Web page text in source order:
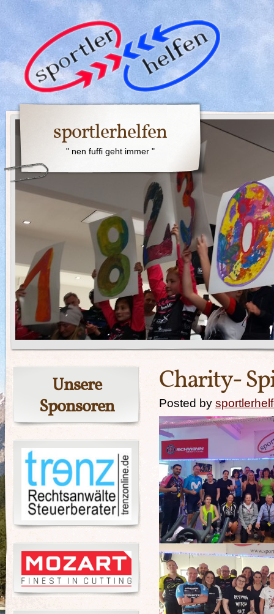
sportlerhelfen
" nen fuffi geht immer "
Charity-
Posted by
Unsere
Sponsoren